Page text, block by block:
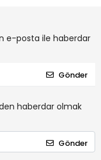
e-posta ile haberdar
Gönder
haberdar olmak
Gönder